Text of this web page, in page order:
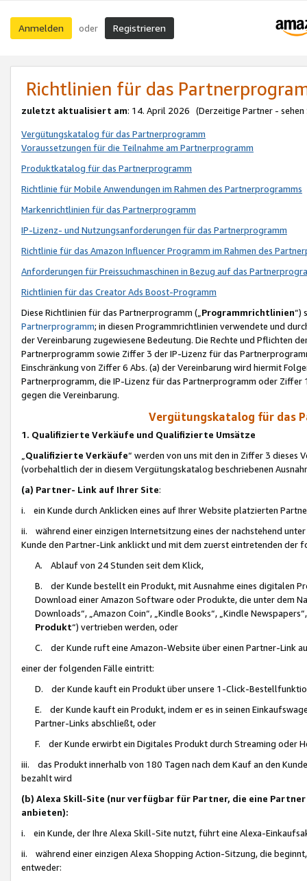
Anmelden oder Registrieren
Richtlinien für das
zuletzt aktualisiert am: 14. April 2026 (Derzeitige Partner - sehen
Vergütungskatalog für das Partnerprogramm
Voraussetzungen für die Teilnahme am Partnerprogramm
Produktkatalog für das Partnerprogramm
Richtlinie für Mobile Anwendungen im Rahmen des Partnerprogramms
Markenrichtlinien für das Partnerprogramm
IP-Lizenz- und Nutzungsanforderungen für das Partnerprogramm
Richtlinie für das Amazon Influencer Programm im Rahmen des
Anforderungen für Preissuchmaschinen in Bezug auf das
Richtlinien für das Creator Ads Boost-Programm
Diese Richtlinien für das Partnerprogramm („Programmrichtlinien“)
Partnerprogramm; in diesen Programmrichtlinien verwendete und
der Vereinbarung zugewiesene Bedeutung. Die Rechte und Pflichten
Partnerprogramm sowie Ziffer 3 der IP-Lizenz für das
Einschränkung von Ziffer 6 Abs. (a) der Vereinbarung wird hiermit
Partnerprogramm, die IP-Lizenz für das Partnerprogramm oder
gegen die Vereinbarung.
Vergütungskatalog für das
1. Qualifizierte Verkäufe und Qualifizierte Umsätze
Qualifizierte Verkäufe“ werden von uns mit den in Ziffer 3
(vorbehaltlich der in diesem Vergütungskatalog beschriebenen
(a) Partner- Link auf Ihrer Site:
i. ein Kunde durch Anklicken eines auf Ihrer Website platzierten
ii. während einer einzigen Internetsitzung eines der nachstehend
Kunde den Partner-Link anklickt und mit dem zuerst eintretenden der
A. Ablauf von 24 Stunden seit dem Klick,
B. der Kunde bestellt ein Produkt, mit Ausnahme eines digitalen
Download einer Amazon Software oder Produkte, die unter dem
Downloads“, „Amazon Coin“, „Kindle Books“, „Kindle
Produkt“) vertrieben werden, oder
C. der Kunde ruft eine Amazon-Website über einen Partner-Link
einer der folgenden Fälle eintritt:
D. der Kunde kauft ein Produkt über unsere 1-Click-
E. der Kunde kauft ein Produkt, indem er es in seinen
Partner-Links abschließt, oder
F. der Kunde erwirbt ein Digitales Produkt durch Streaming oder
iii. das Produkt innerhalb von 180 Tagen nach dem Kauf an den
bezahlt wird
(b) Alexa Skill-Site (nur verfügbar für Partner, die eine
anbieten):
i. ein Kunde, der Ihre Alexa Skill-Site nutzt, führt eine Alexa-
ii. während einer einzigen Alexa Shopping Action-Sitzung, die
entweder: